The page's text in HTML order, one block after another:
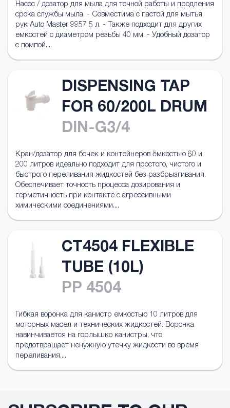
Насос / дозатор для мыла для точной работы и продления
срока службы мыла. - Совместима с пастой для мытья
рук Auto Master 9957 5 л. - Также подходит для других
емкостей с диаметром резьбы 40 мм. - Удобный дозатор
с помпой....
DISPENSING TAP
FOR 60/200L DRUM
DIN-G3/4
Кран/дозатор для бочек и контейнеров ёмкостью 60 и
200 литров идеально подходит для простого, чистого и
быстрого переливания жидкостей без разбрызгивания.
Обеспечивает точность процесса дозирования и
герметичность при контакте с агрессивными
химическими соединениями....
CT4504 FLEXIBLE
TUBE (10L)
PP 4504
Гибкая воронка для канистр емкостью 10 литров для
моторных масел и технических жидкостей. Воронка
навинчивается на горлышко канистры, что
предотвращает ненужную утечку жидкости во время
переливания....